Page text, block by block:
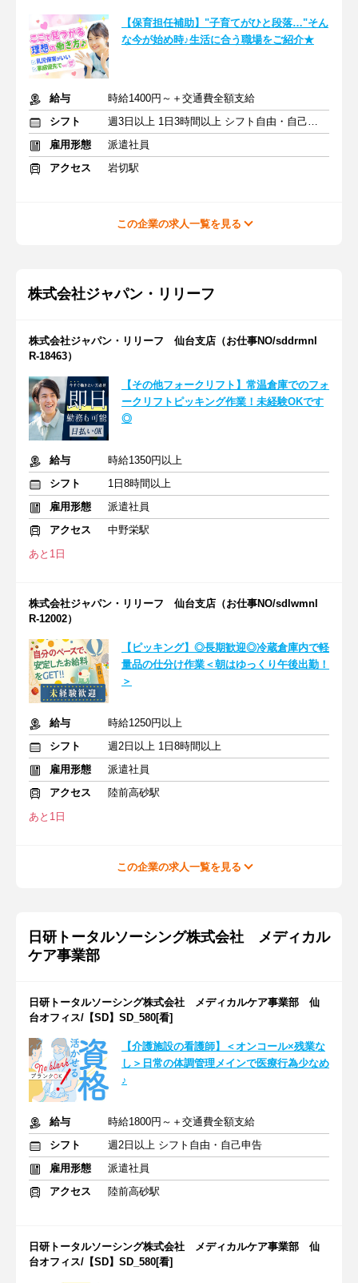
【保育担任補助】"子育てがひと段落…"そん
な今が始め時♪生活に合う職場をご紹介★
給与
時給1400円～＋交通費全額支給
シフト
週3日以上 1日3時間以上 シフト自由・自己申告
雇用形態
派遣社員
アクセス
岩切駅
この企業の求人一覧を見る
株式会社ジャパン・リリーフ
株式会社ジャパン・リリーフ 仙台支店（お仕事NO/sddrmnl
R-18463）
【その他フォークリフト】常温倉庫でのフォ
ークリフトピッキング作業！未経験OKです
◎
給与
時給1350円以上
シフト
1日8時間以上
雇用形態
派遣社員
アクセス
中野栄駅
あと1日
株式会社ジャパン・リリーフ 仙台支店（お仕事NO/sdlwmnl
R-12002）
【ピッキング】◎長期歓迎◎冷蔵倉庫内で軽
量品の仕分け作業＜朝はゆっくり午後出勤！
＞
給与
時給1250円以上
シフト
週2日以上 1日8時間以上
雇用形態
派遣社員
アクセス
陸前高砂駅
あと1日
この企業の求人一覧を見る
日研トータルソーシング株式会社 メディカル
ケア事業部
日研トータルソーシング株式会社 メディカルケア事業部 仙
台オフィス/【SD】SD_580[看]
【介護施設の看護師】＜オンコール×残業な
し＞日常の体調管理メインで医療行為少なめ
♪
給与
時給1800円～＋交通費全額支給
シフト
週2日以上 シフト自由・自己申告
雇用形態
派遣社員
アクセス
陸前高砂駅
日研トータルソーシング株式会社 メディカルケア事業部 仙
台オフィス/【SD】SD_580[看]